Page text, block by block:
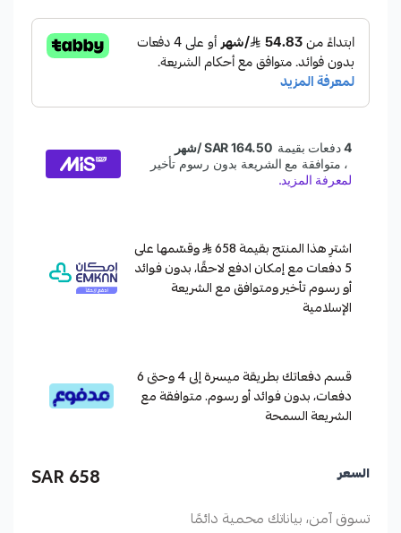
اشترِ هذا المنتج بقيمة 658
وقسّمها على
5 دفعات مع إمكان ادفع لاحقًا، بدون فوائد
أو رسوم تأخير ومتوافق مع الشريعة
الإسلامية
قسم دفعاتك بطريقة ميسرة إلى 4 وحتى 6
دفعات، بدون فوائد أو رسوم. متوافقة مع
الشريعة السمحة
السعر 658 SAR
تسوق آمن، بياناتك محمية دائمًا